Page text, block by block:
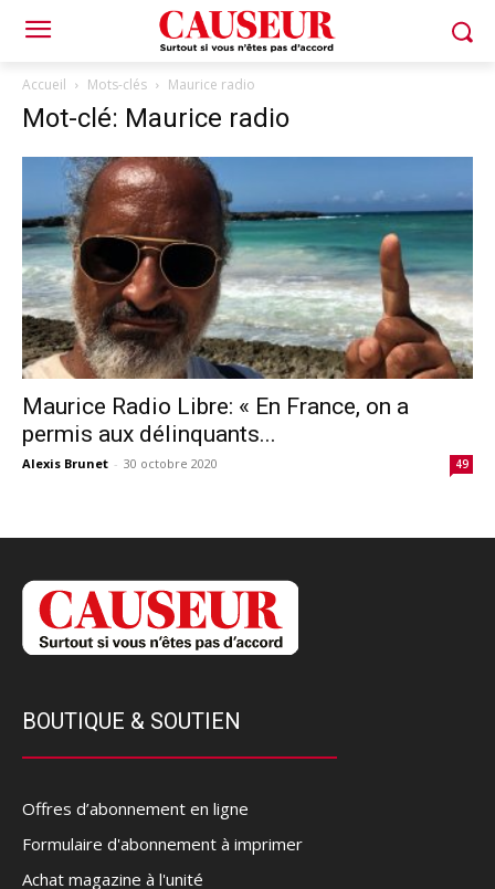
Accueil Mots-clés Maurice radio
Mot-clé: Maurice radio
Maurice Radio Libre: « En France, on a
permis aux délinquants...
Alexis Brunet - 30 octobre 2020 49
BOUTIQUE & SOUTIEN
Offres d’abonnement en ligne
Formulaire d'abonnement à imprimer
Achat magazine à l'unité